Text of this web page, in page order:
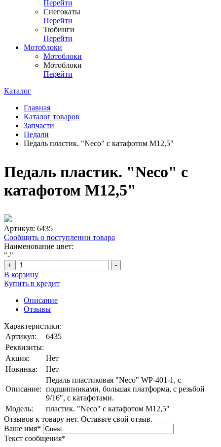
Перейти
Снегокаты
Перейти
Тюбинги
Перейти
Мотоблоки
Мотоблоки
Мотоблоки
Перейти
Каталог
Главная
Каталог товаров
Запчасти
Педали
Педаль пластик. "Neco" с катафотом M12,5"
Педаль пластик. "Neco" с
катафотом M12,5"
Артикул: 6435
Сообщить о поступлении товара
Наименование цвет:
"-"
+ -
В корзину
Купить в кредит
Описание
Отзывы
Характеристики:
Артикул:
6435
Реквизиты:
Акция:
Нет
Новинка:
Нет
Описание:
Педаль пластиковая "Neco" WP-401-1, c
подшипниками, большая платформа, с резьбой
9/16", с катафотами.
Модель:
пластик. "Neco" с катафотом M12,5"
Отзывов к товару нет. Оставьте свой отзыв.
Ваше имя*
Текст сообщения*